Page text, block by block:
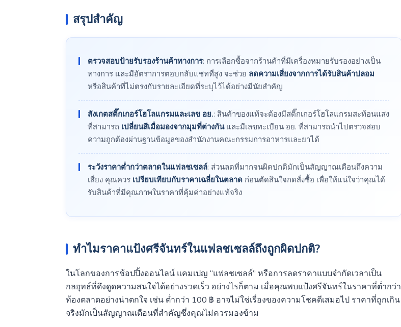
สรุปสำคัญ
ตรวจสอบป้ายรับรองร้านค้าทางการ: การเลือกซื้อจากร้านค้าที่มีเครื่องหมายรับรองอย่างเป็น
ทางการ และมีอัตราการตอบกลับแชทที่สูง จะช่วย ลดความเสี่ยงจากการได้รับสินค้าปลอม
หรือสินค้าที่ไม่ตรงกับรายละเอียดที่ระบุไว้ได้อย่างมีนัยสำคัญ
สังเกตสติ๊กเกอร์โฮโลแกรมและเลข อย.: สินค้าของแท้จะต้องมีสติ๊กเกอร์โฮโลแกรมสะท้อนแสง
ที่สามารถ เปลี่ยนสีเมื่อมองจากมุมที่ต่างกันและมีเลขทะเบียน อย. ที่สามารถนำไปตรวจสอบ
ความถูกต้องผ่านฐานข้อมูลของสำนักงานคณะกรรมการอาหารและยาได้
ระวังราคาต่ำกว่าตลาดในแฟลชเซลล์: ส่วนลดที่มากจนผิดปกติมักเป็นสัญญาณเตือนถึงความ
เสี่ยง คุณควร เปรียบเทียบกับราคาเฉลี่ยในตลาดก่อนตัดสินใจกดสั่งซื้อ เพื่อให้แน่ใจว่าคุณได้
รับสินค้าที่มีคุณภาพในราคาที่คุ้มค่าอย่างแท้จริง
ทำไมราคาแป้งศรีจันทร์ในแฟลชเซลล์ถึงถูกผิดปกติ?
ในโลกของการช้อปปิ้งออนไลน์ แคมเปญ “แฟลชเซลล์” หรือการลดราคาแบบจำกัดเวลาเป็น
กลยุทธ์ที่ดึงดูดความสนใจได้อย่างรวดเร็ว อย่างไรก็ตาม เมื่อคุณพบแป้งศรีจันทร์ในราคาที่ต่ำกว่า
ท้องตลาดอย่างน่าตกใจ เช่น ต่ำกว่า 100 ฿ อาจไม่ใช่เรื่องของความโชคดีเสมอไป ราคาที่ถูกเกิน
จริงมักเป็นสัญญาณเตือนที่สำคัญซึ่งคุณไม่ควรมองข้าม